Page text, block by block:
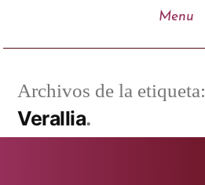
Archivos de la etiqueta:
Verallia